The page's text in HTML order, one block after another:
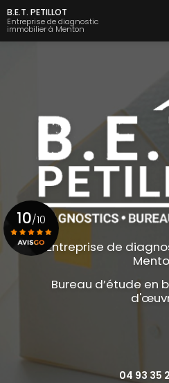
Aller
au
contenu
principal
B.E.T. PETILLOT
Entreprise de diagnostic
immobilier à Menton
Entreprise de
Bureau d’étude en
04 93 35
10/10
Voir le certificat